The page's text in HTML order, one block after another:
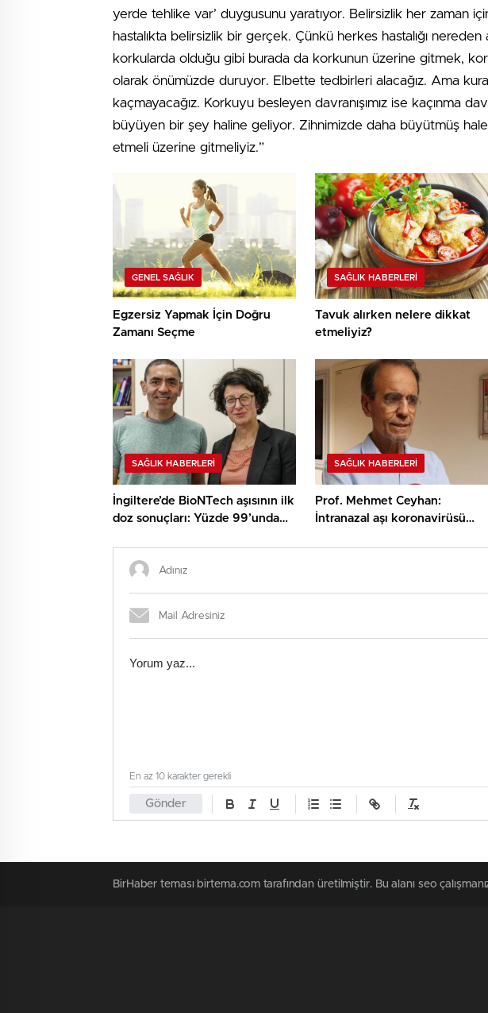
yerde tehlike var’ duygusunu yaratıyor. Belirsizlik her zaman
hastalıkta belirsizlik bir gerçek. Çünkü herkes hastalığı
korkularda olduğu gibi burada da korkunun üzerine gitmek,
olarak önümüzde duruyor. Elbette tedbirleri alacağız. Ama
kaçmayacağız. Korkuyu besleyen davranışımız ise kaçınma
büyüyen bir şey haline geliyor. Zihnimizde daha büyütmüş
etmeli üzerine gitmeliyiz.”
GENEL SAĞLIK
Egzersiz Yapmak İçin Doğru
Zamanı Seçme
SAĞLIK HABERLERI
Tavuk alırken nelere dikkat
etmeliyiz?
SAĞLIK HABERLERI
İngiltere’de BioNTech aşısının ilk
doz sonuçları: Yüzde 99’unda
SAĞLIK HABERLERI
Prof. Mehmet Ceyhan:
İntranazal aşı koronavirüsü
Gönder
En az 10 karakter gerekli
BirHaber teması birtema.com tarafından üretilmiştir. Bu alanı seo